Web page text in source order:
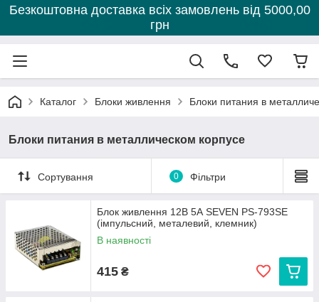
Безкоштовна доставка всіх замовлень від 5000,00
грн
Каталог Блоки живлення Блоки питания в
Блоки питания в металлическом корпусе
Сортування 0 Фільтри
Блок живлення 12В 5А SEVEN PS-793SE
(імпульсний, металевий, клемник)
В наявності
415 ₴